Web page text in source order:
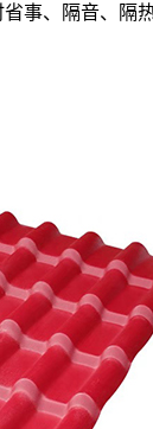
事、隔音、隔